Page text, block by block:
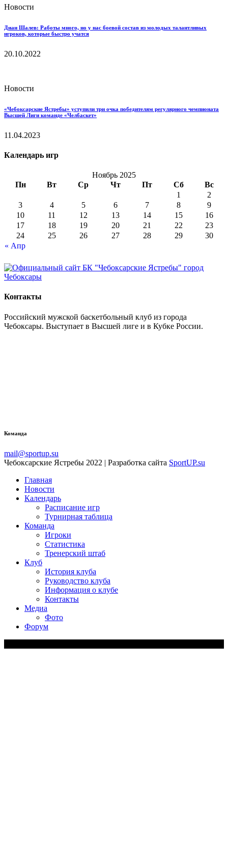
Новости
Диан Шалев: Работы много, но у нас боевой состав из молодых талантливых
игроков, которые быстро учатся
20.10.2022
Новости
«Чебоксарские Ястребы» уступили три очка победителям регулярного чемпионата
Высшей Лиги команде «Челбаскет»
11.04.2023
Календарь игр
Ноябрь 2025
Пн
Вт Ср Чт Пт Сб Вс
« Апр
1
2
3
4 5 6 7 8
9
10
11 12 13 14 15
16
17
18 19 20 21 22
23
24
25 26 27 28 29 30
Контакты
Российский мужской баскетбольный клуб из города
Чебоксары. Выступает в Высшей лиге и в Кубке России.
Команда
mail@sportup.su
Чебоксарские Ястребы 2022 | Разработка сайта SportUP.su
Главная
Новости
Календарь
Расписание игр
Турнирная таблица
Команда
Игроки
Статистика
Тренерский штаб
Клуб
История клуба
Руководство клуба
Информация о клубе
Контакты
Медиа
Фото
Форум